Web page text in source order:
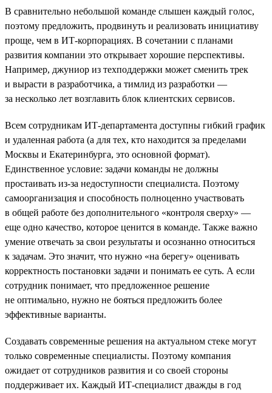
В сравнительно небольшой команде слышен каждый голос,
поэтому предложить, продвинуть и реализовать инициативу
проще, чем в ИТ-корпорациях. В сочетании с планами
развития компании это открывает хорошие перспективы.
Например, джуниор из техподдержки может сменить трек
и вырасти в разработчика, а тимлид из разработки —
за несколько лет возглавить блок клиентских сервисов.
Всем сотрудникам ИТ-департамента доступны гибкий график
и удаленная работа (а для тех, кто находится за пределами
Москвы и Екатеринбурга, это основной формат).
Единственное условие: задачи команды не должны
простаивать из-за недоступности специалиста. Поэтому
самоорганизация и способность полноценно участвовать
в общей работе без дополнительного «контроля сверху» —
еще одно качество, которое ценится в команде. Также важно
умение отвечать за свои результаты и осознанно относиться
к задачам. Это значит, что нужно «на берегу» оценивать
корректность постановки задачи и понимать ее суть. А если
сотрудник понимает, что предложенное решение
не оптимально, нужно не бояться предложить более
эффективные варианты.
Создавать современные решения на актуальном стеке могут
только современные специалисты. Поэтому компания
ожидает от сотрудников развития и со своей стороны
поддерживает их. Каждый ИТ-специалист дважды в год